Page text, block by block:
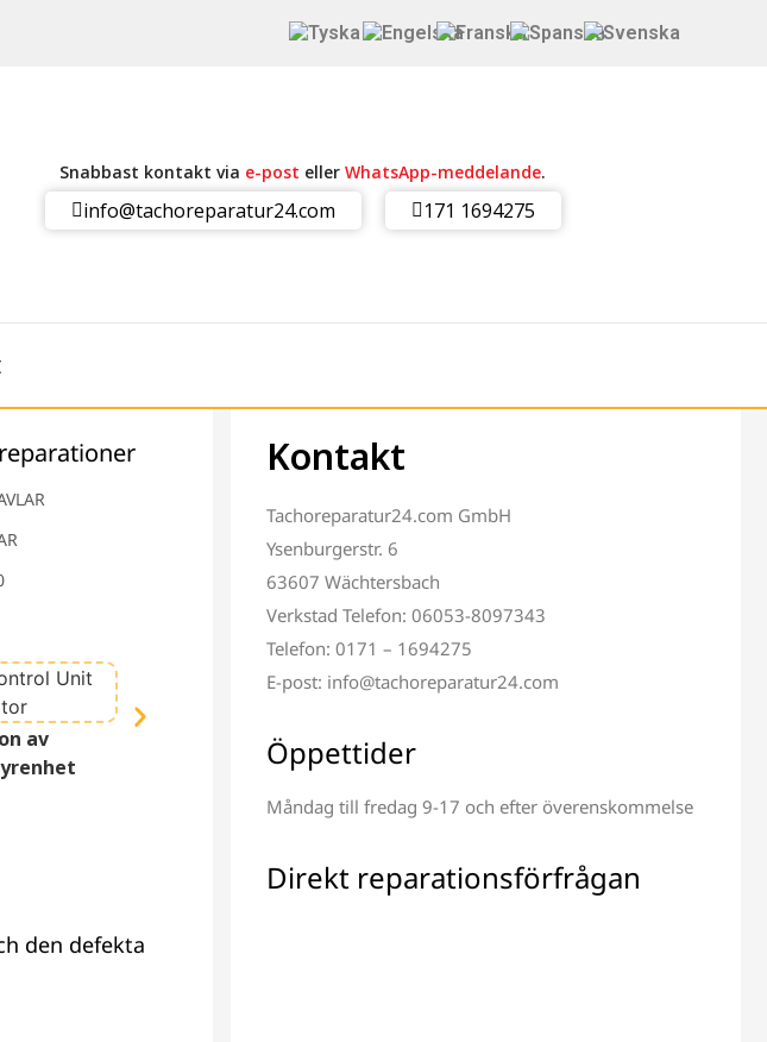
Snabbast kontakt via e-post ellerWhatsApp-meddelande.
info@tachoreparatur24.com 171 1694275
av
Reparation av Terminal och
Display
Elektroniska Komponenter
den defekta
Kontakt
Tachoreparatur24.com GmbH
Ysenburgerstr. 6
63607 Wächtersbach
Verkstad Telefon: 06053-8097343
Telefon: 0171 – 1694275
E-post: info@tachoreparatur24.com
Öppettider
Måndag till fredag 9-17 och efter överenskommelse
Direkt reparationsförfrågan